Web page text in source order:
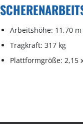
Arbeitshöhe: 11,70 m
Tragkraft: 317 kg
Plattformgröße: 2,15